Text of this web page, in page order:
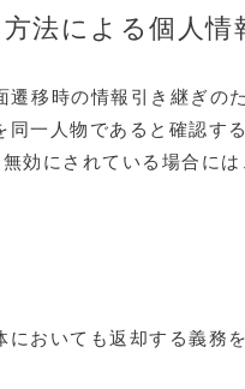
法による個人情
移時の情報引き継ぎの
一人物であると確認す
効にされている場合に
おいても返却する義務を